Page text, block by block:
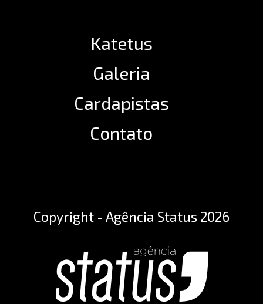
Katetus
Galeria
Cardapistas
Contato
Copyright - Agência Status 2026